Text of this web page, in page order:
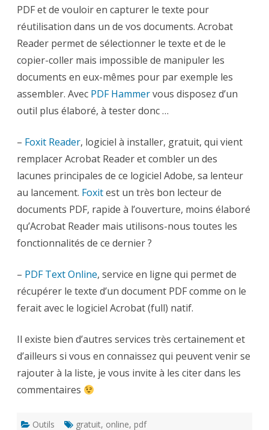
PDF et de vouloir en capturer le texte pour
réutilisation dans un de vos documents. Acrobat
Reader permet de sélectionner le texte et de le
copier-coller mais impossible de manipuler les
documents en eux-mêmes pour par exemple les
assembler. Avec PDF Hammervous disposez d’un
outil plus élaboré, à tester donc …
– Foxit Reader, logiciel à installer, gratuit, qui vient
remplacer Acrobat Reader et combler un des
lacunes principales de ce logiciel Adobe, sa lenteur
au lancement. Foxitest un très bon lecteur de
documents PDF, rapide à l’ouverture, moins élaboré
qu’Acrobat Reader mais utilisons-nous toutes les
fonctionnalités de ce dernier ?
– PDF Text Online, service en ligne qui permet de
récupérer le texte d’un document PDF comme on le
ferait avec le logiciel Acrobat (full) natif.
Il existe bien d’autres services très certainement et
d’ailleurs si vous en connaissez qui peuvent venir se
rajouter à la liste, je vous invite à les citer dans les
commentaires
Outils gratuit, online, pdf